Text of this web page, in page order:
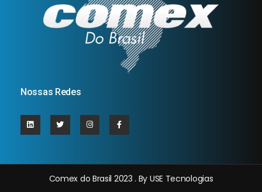
Nossas Redes
Comex do Brasil 2023 . By USE Tecnologias